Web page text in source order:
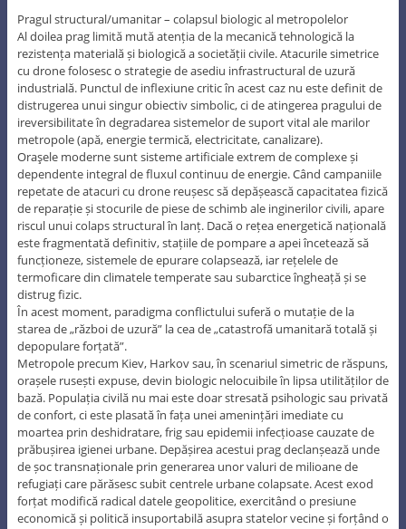
Pragul structural/umanitar – colapsul biologic al metropolelor
Al doilea prag limită mută atenția de la mecanică tehnologică la
rezistența materială și biologică a societății civile. Atacurile simetrice
cu drone folosesc o strategie de asediu infrastructural de uzură
industrială. Punctul de inflexiune critic în acest caz nu este definit de
distrugerea unui singur obiectiv simbolic, ci de atingerea pragului de
ireversibilitate în degradarea sistemelor de suport vital ale marilor
metropole (apă, energie termică, electricitate, canalizare).
Oraşele moderne sunt sisteme artificiale extrem de complexe și
dependente integral de fluxul continuu de energie. Când campaniile
repetate de atacuri cu drone reușesc să depășească capacitatea fizică
de reparație și stocurile de piese de schimb ale inginerilor civili, apare
riscul unui colaps structural în lanț. Dacă o rețea energetică națională
este fragmentată definitiv, stațiile de pompare a apei încetează să
funcționeze, sistemele de epurare colapsează, iar rețelele de
termoficare din climatele temperate sau subarctice îngheață și se
distrug fizic.
În acest moment, paradigma conflictului suferă o mutație de la
starea de „război de uzură” la cea de „catastrofă umanitară totală și
depopulare forțată”.
Metropole precum Kiev, Harkov sau, în scenariul simetric de răspuns,
orașele rusești expuse, devin biologic nelocuibile în lipsa utilităților de
bază. Populația civilă nu mai este doar stresată psihologic sau privată
de confort, ci este plasată în fața unei amenințări imediate cu
moartea prin deshidratare, frig sau epidemii infecțioase cauzate de
prăbușirea igienei urbane. Depășirea acestui prag declanșează unde
de șoc transnaționale prin generarea unor valuri de milioane de
refugiați care părăsesc subit centrele urbane colapsate. Acest exod
forțat modifică radical datele geopolitice, exercitând o presiune
economică și politică insuportabilă asupra statelor vecine și forțând o